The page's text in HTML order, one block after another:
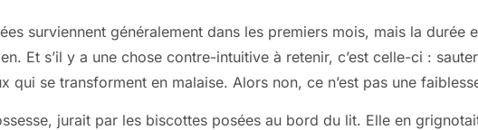
surviennent généralement dans les premiers mois, mais la durée
Et s’il y a une chose contre-intuitive à retenir, c’est celle-ci :
qui se transforment en malaise. Alors non, ce n’est pas une
jurait par les biscottes posées au bord du lit. Elle en